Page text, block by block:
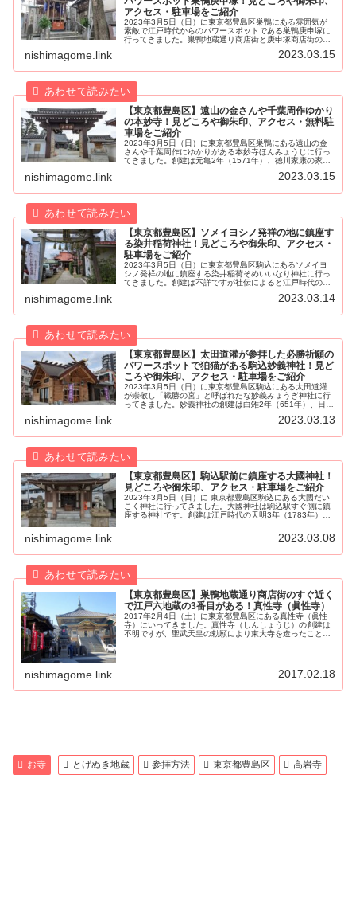
アクセス・駐車場をご紹介
2023年3月5日（日）に東京都豊島区巣鴨にある雰囲気が
素敵で江戸時代からのパワースポットである巣鴨庚申塚に
行ってきました。巣鴨地蔵通り商店街と庚申塚商店街の間
nishimagome.link 2023.03.15
【東京都豊島区】遠山の金さんや千葉周作ゆかり
の本妙寺！見どころや御朱印、アクセス・無料駐
車場をご紹介
2023年3月5日（日）に東京都豊島区巣鴨にある遠山の金
さんや千葉周作にゆかりがある本妙寺ほんみょうじに行っ
てきました。創建は元亀2年（1571年）、徳川家康の家臣
nishimagome.link 2023.03.15
【東京都豊島区】ソメイヨシノ発祥の地に鎮座す
る染井稲荷神社！見どころや御朱印、アクセス・
駐車場をご紹介
2023年3月5日（日）に東京都豊島区駒込にあるソメイヨ
シノ発祥の地に鎮座する染井稲荷そめいいなり神社に行っ
てきました。創建は不詳ですが社伝によると江戸時代の延
nishimagome.link 2023.03.14
【東京都豊島区】太田道灌が参拝した必勝祈願の
パワースポットで狛猫がある駒込妙義神社！見ど
ころや御朱印、アクセス・駐車場をご紹介
2023年3月5日（日）に東京都豊島区駒込にある太田道灌
が崇敬し「戦勝の宮」と呼ばれたな妙義みょうぎ神社に行
ってきました。妙義神社の創建は白雉2年（651年）、日本
nishimagome.link 2023.03.13
【東京都豊島区】駒込駅前に鎮座する大國神社！
見どころや御朱印、アクセス・駐車場をご紹介
2023年3月5日（日）に 東京都豊島区駒込にある大國だい
こく神社に行ってきました。大國神社は駒込駅すぐ側に鎮
座する神社です。創建は江戸時代の天明3年（1783年）、
nishimagome.link 2023.03.08
【東京都豊島区】巣鴨地蔵通り商店街のすぐ近く
で江戸六地蔵の3番目がある！真性寺（眞性寺）
2017年2月4日（土）に東京都豊島区にある真性寺（眞性
寺）にいってきました。真性寺（しんしょうじ）の創建は
不明ですが、聖武天皇の勅願により東大寺を造ったことで
nishimagome.link 2017.02.18
お寺 とげぬき地蔵 参拝方法 東京都豊島区 高岩寺